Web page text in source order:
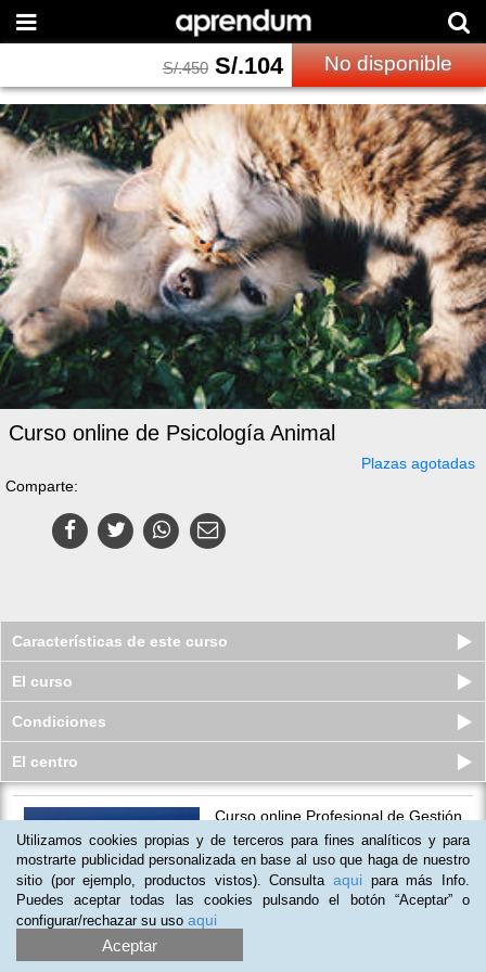
S/.450 S/.104 No disponible
Curso online de Psicología Animal
Plazas agotadas
Comparte:
Características de este curso
El curso
Condiciones
El centro
Curso online Profesional de Gestión
del Montaje y Mantenimient...
Plazas disponibles
S/.329
Utilizamos cookies propias y de terceros para fines analíticos y para
mostrarte publicidad personalizada en base al uso que haga de nuestro
sitio (por ejemplo, productos vistos). Consulta aqui para más Info.
Puedes aceptar todas las cookies pulsando el botón “Aceptar” o
configurar/rechazar su uso aqui
Aceptar